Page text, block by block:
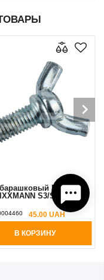
М10х25
S3/S3+/S5
45.00 UAH
В КОРЗИНУ